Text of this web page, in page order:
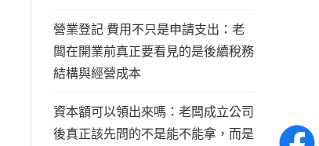
營業登記 費用不只是申請支出：老
闆在開業前真正要看見的是後續稅務
結構與經營成本
資本額可以領出來嗎：老闆成立公司
後真正該先問的不是能不能拿，而是